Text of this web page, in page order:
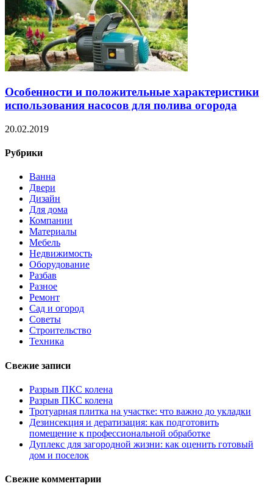
Особенности и положительные характеристики
использования насосов для полива огорода
20.02.2019
Рубрики
Ванна
Двери
Дизайн
Для дома
Компании
Материалы
Мебель
Недвижимость
Оборудование
Разбав
Разное
Ремонт
Сад и огород
Советы
Строительство
Техника
Свежие записи
Разрыв ПКС колена
Разрыв ПКС колена
Тротуарная плитка на участке: что важно до укладки
Дезинсекция и дератизация: как подготовить
помещение к профессиональной обработке
Дуплекс для загородной жизни: как оценить готовый
дом и поселок
Свежие комментарии